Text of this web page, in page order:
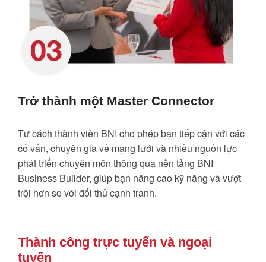
Trở thành một Master Connector
Tư cách thành viên BNI cho phép bạn tiếp cận với các
cố vấn, chuyên gia về mạng lưới và nhiều nguồn lực
phát triển chuyên môn thông qua nền tảng BNI
Business Builder, giúp bạn nâng cao kỹ năng và vượt
trội hơn so với đối thủ cạnh tranh.
Thành công trực tuyến và ngoại
tuyến